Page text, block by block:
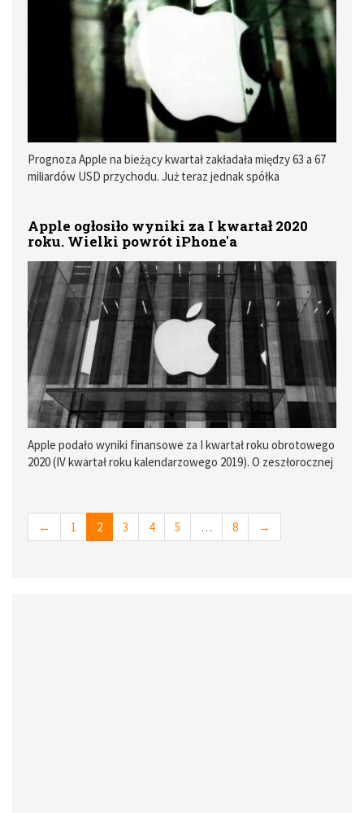
Prognoza Apple na bieżący kwartał zakładała między 63 a 67
miliardów USD przychodu. Już teraz jednak spółka
Apple ogłosiło wyniki za I kwartał 2020
roku. Wielki powrót iPhone'a
Apple podało wyniki finansowe za I kwartał roku obrotowego
2020 (IV kwartał roku kalendarzowego 2019). O zeszłorocznej
opublikowane wyniki są rekordowe.
←
1 2 3 4 5 … 8 →